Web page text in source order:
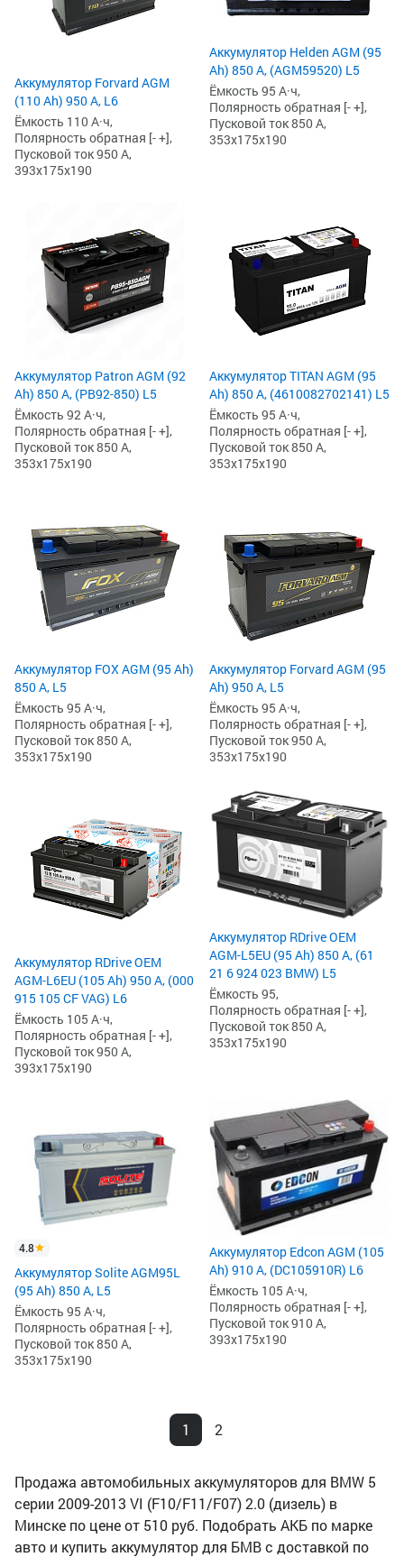
Аккумулятор Forvard AGM
(110 Ah) 950 А, L6
Ёмкость 110 А·ч,
Полярность обратная [- +],
Пусковой ток 950 А,
393x175x190
Аккумулятор Helden AGM (95
Ah) 850 А, (AGM59520) L5
Ёмкость 95 А·ч,
Полярность обратная [- +],
Пусковой ток 850 А,
353x175x190
Аккумулятор Patron AGM (92
Ah) 850 А, (PB92-850) L5
Ёмкость 92 А·ч,
Полярность обратная [- +],
Пусковой ток 850 А,
353x175x190
Аккумулятор TITAN AGM (95
Ah) 850 А, (4610082702141) L5
Ёмкость 95 А·ч,
Полярность обратная [- +],
Пусковой ток 850 А,
353x175x190
Аккумулятор FOX AGM (95 Ah)
850 А, L5
Ёмкость 95 А·ч,
Полярность обратная [- +],
Пусковой ток 850 А,
353x175x190
Аккумулятор Forvard AGM (95
Ah) 950 А, L5
Ёмкость 95 А·ч,
Полярность обратная [- +],
Пусковой ток 950 А,
353x175x190
Аккумулятор RDrive OEM
AGM-L6EU (105 Ah) 950 А, (000
915 105 CF VAG) L6
Ёмкость 105 А·ч,
Полярность обратная [- +],
Пусковой ток 950 А,
393x175x190
Аккумулятор RDrive OEM
AGM-L5EU (95 Ah) 850 А, (61
21 6 924 023 BMW) L5
Ёмкость 95,
Полярность обратная [- +],
Пусковой ток 850 А,
353x175x190
4.8
Аккумулятор Solite AGM95L
(95 Ah) 850 А, L5
Ёмкость 95 А·ч,
Полярность обратная [- +],
Пусковой ток 850 А,
353x175x190
Аккумулятор Edcon AGM (105
Ah) 910 А, (DC105910R) L6
Ёмкость 105 А·ч,
Полярность обратная [- +],
Пусковой ток 910 А,
393x175x190
1 2
Продажа автомобильных аккумуляторов для BMW 5
серии 2009-2013 VI (F10/F11/F07) 2.0 (дизель) в
Минске по цене от 510 руб. Подобрать АКБ по марке
авто и купить аккумулятор для БМВ с доставкой по